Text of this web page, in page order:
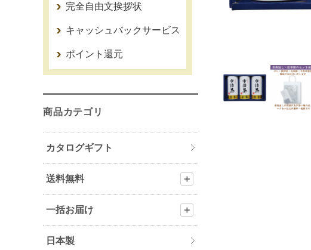
完全自由文挨拶状
キャッシュバックサービス
ポイント還元
商品カテゴリ
カタログギフト
送料無料 ＋
一括お届け ＋
日本製